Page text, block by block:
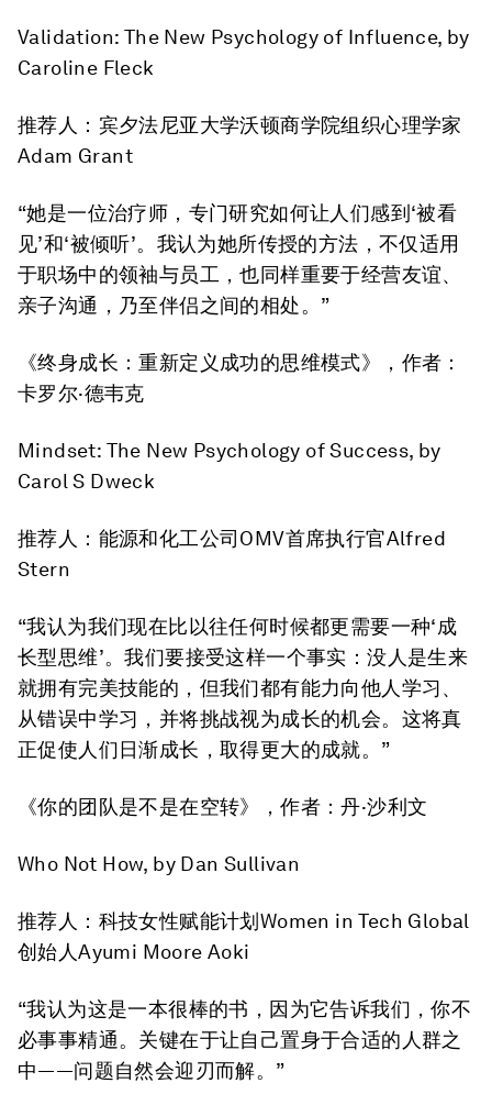
Validation: The New Psychology of Influence, by
Caroline Fleck
推荐人：宾夕法尼亚大学沃顿商学院组织心理学家
Adam Grant
“她是一位治疗师，专门研究如何让人们感到‘被看
见’和‘被倾听’。我认为她所传授的方法，不仅适用
于职场中的领袖与员工，也同样重要于经营友谊、
亲子沟通，乃至伴侣之间的相处。”
《终身成长：重新定义成功的思维模式》
，作者：
卡罗尔·德韦克
Mindset: The New Psychology of Success, by
Carol S Dweck
推荐人：能源和化工公司OMV首席执行官Alfred
Stern
“我认为我们现在比以往任何时候都更需要一种‘成
长型思维’。我们要接受这样一个事实：没人是生来
就拥有完美技能的，但我们都有能力向他人学习、
从错误中学习，并将挑战视为成长的机会。这将真
正促使人们日渐成长，取得更大的成就。”
《你的团队是不是在空转》 ，作者：丹·沙利文
Who Not How, by Dan Sullivan
推荐人：科技女性赋能计划Women in Tech Global
创始人Ayumi Moore Aoki
“我认为这是一本很棒的书，因为它告诉我们，你不
必事事精通。关键在于让自己置身于合适的人群之
中——问题自然会迎刃而解。”